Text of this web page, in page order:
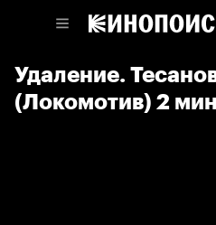
Удаление.
(Локомотив) 2